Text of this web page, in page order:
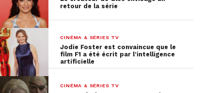
retour de la série
CINÉMA & SÉRIES TV
Jodie Foster est convaincue que le
film F1 a été écrit par l’intelligence
artificielle
CINÉMA & SÉRIES TV